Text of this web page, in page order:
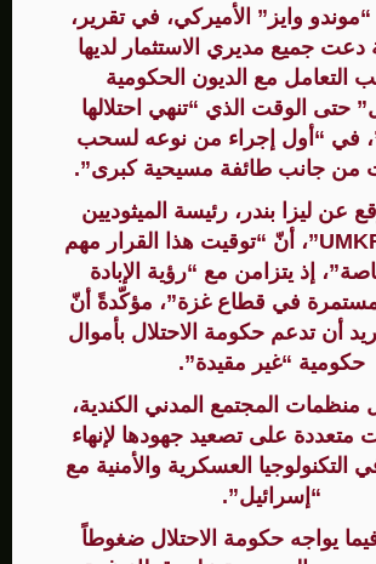
وايز” الأميركي، في تقرير،
دعت جميع مديري الاستثمار لديها
التعامل مع الديون الحكومية
حتى الوقت الذي “تنهي احتلالها
في “أول إجراء من نوعه لسحب
من جانب طائفة مسيحية كبرى”.
عن ليزا بندر، رئيسة الميثوديين
المتحدين “UMKR”، أنّ “توقيت هذا القرار مهم
إذ يتزامن مع “رؤية الإبادة
في قطاع غزة”، مؤكّدةً أنّ
أن تدعم حكومة الاحتلال بأموال
حكومية “غير مقيدة”.
منظمات المجتمع المدني الكندية،
متعددة على تصعيد جهودها لإنهاء
التكنولوجيا العسكرية والأمنية مع
“إسرائيل”.
يواجه حكومة الاحتلال ضغوطاً